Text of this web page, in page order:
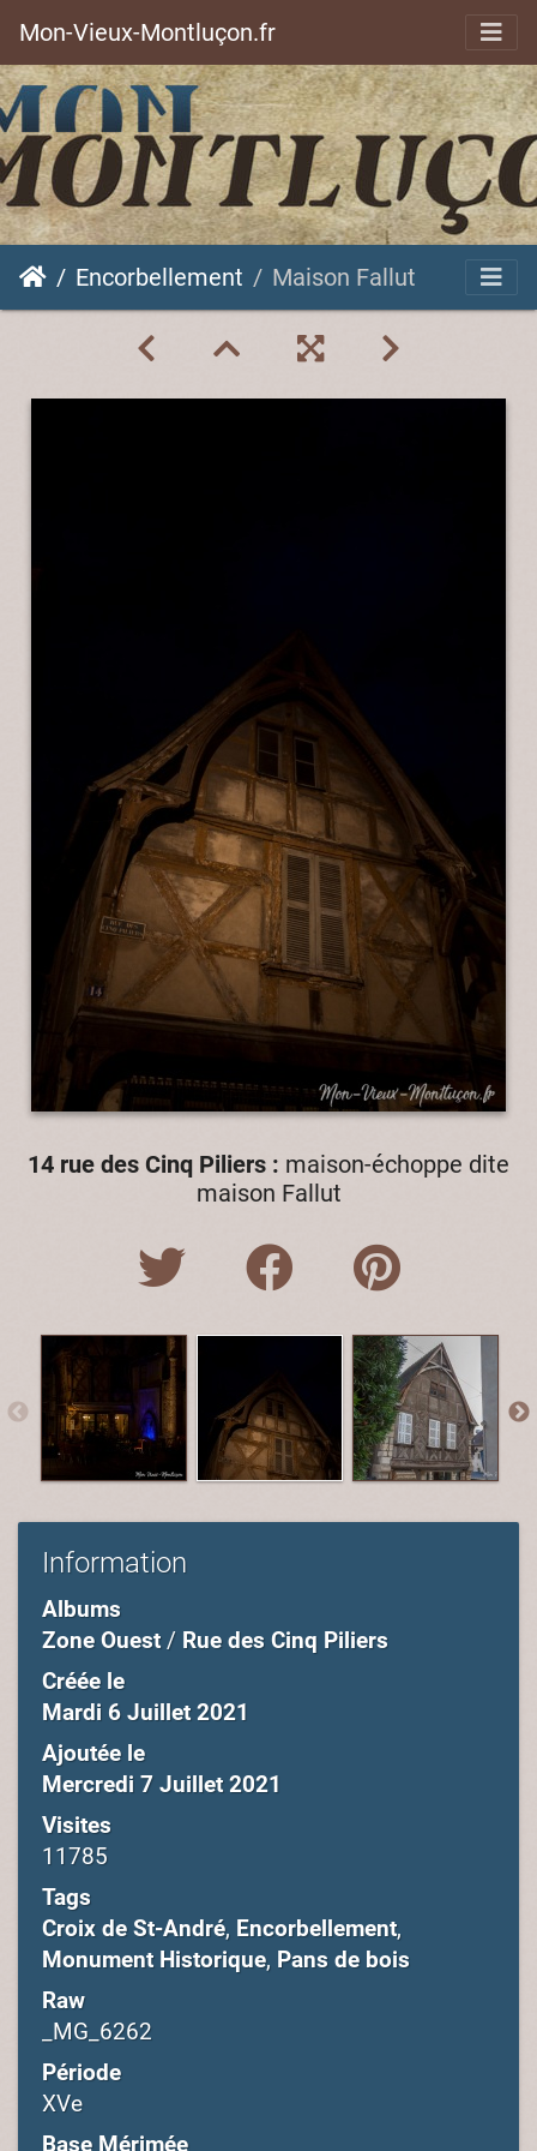
Mon-Vieux-Montluçon.fr
Encorbellement Maison Fallut
14 rue des Cinq Piliers : maison-échoppe dite
maison Fallut
Information
Albums
Zone Ouest/ Rue des Cinq Piliers
Créée le
Mardi 6 Juillet 2021
Ajoutée le
Mercredi 7 Juillet 2021
Visites
11785
Tags
Croix de St-André, Encorbellement,
Monument Historique, Pans de bois
Raw
_MG_6262
Période
XVe
Base Mérimée